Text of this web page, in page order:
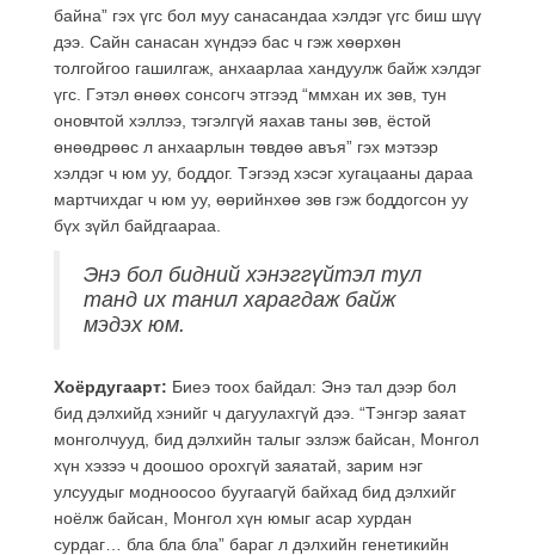
байна” гэх үгс бол муу санасандаа хэлдэг үгс биш шүү
дээ. Сайн санасан хүндээ бас ч гэж хөөрхөн
толгойгоо гашилгаж, анхаарлаа хандуулж байж хэлдэг
үгс. Гэтэл өнөөх сонсогч этгээд “ммхан их зөв, тун
оновчтой хэллээ, тэгэлгүй яахав таны зөв, ёстой
өнөөдрөөс л анхаарлын төвдөө авъя” гэх мэтээр
хэлдэг ч юм уу, боддог. Тэгээд хэсэг хугацааны дараа
мартчихдаг ч юм уу, өөрийнхөө зөв гэж боддогсон уу
бүх зүйл байдгаараа.
Энэ бол бидний хэнэггүйтэл тул
танд их танил харагдаж байж
мэдэх юм.
Хоёрдугаарт: Биеэ тоох байдал: Энэ тал дээр бол
бид дэлхийд хэнийг ч дагуулахгүй дээ. “Тэнгэр заяат
монголчууд, бид дэлхийн талыг эзлэж байсан, Монгол
хүн хэзээ ч доошоо орохгүй заяатай, зарим нэг
улсуудыг модноосоо буугаагүй байхад бид дэлхийг
ноёлж байсан, Монгол хүн юмыг асар хурдан
сурдаг… бла бла бла” бараг л дэлхийн генетикийн